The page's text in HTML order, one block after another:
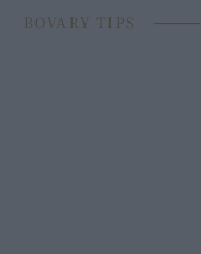
BOVARY TIPS ⸻